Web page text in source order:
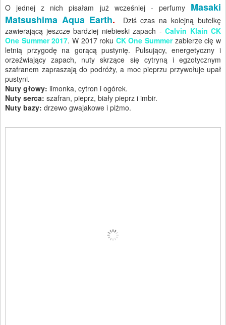
O jednej z nich pisałam już wcześniej - perfumy Masaki
Matsushima Aqua Earth. Dziś czas na kolejną butelkę
zawierającą jeszcze bardziej niebieski zapach - Calvin Klain CK
One Summer 2017. W 2017 roku CK One Summerzabierze cię w
letnią przygodę na gorącą pustynię. Pulsujący, energetyczny i
orzeźwiający zapach, nuty skrzące się cytryną i egzotycznym
szafranem zapraszają do podróży, a moc pieprzu przywołuje upał
pustyni.
Nuty głowy: limonka, cytron i ogórek.
Nuty serca: szafran, pieprz, biały pieprz i imbir.
Nuty bazy: drzewo gwajakowe i piżmo.